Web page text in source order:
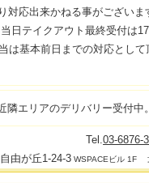
対応出来かねる事がござい
日テイクアウト最終受付は
は基本前日までの対応とし
隣エリアのデリバリー受付中
Tel.03-6876-
由が丘1-24-3 WSPACEビル 1F